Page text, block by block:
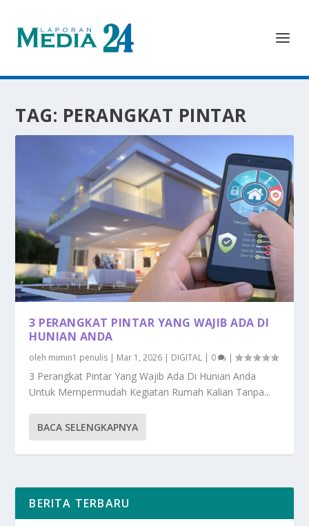
TAG: PERANGKAT PINTAR
3 PERANGKAT PINTAR YANG WAJIB ADA DI
HUNIAN ANDA
oleh mimin1 penulis | Mar 1, 2026 | DIGITAL | 0 |
3 Perangkat Pintar Yang Wajib Ada Di Hunian Anda
Untuk Mempermudah Kegiatan Rumah Kalian Tanpa...
BACA SELENGKAPNYA
BERITA TERBARU